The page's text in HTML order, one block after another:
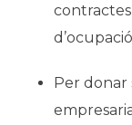
Per donar